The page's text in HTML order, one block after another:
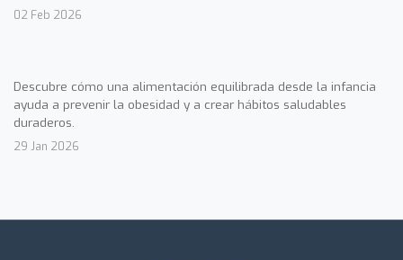
02 Feb 2026
Descubre cómo una alimentación equilibrada desde la infancia
ayuda a prevenir la obesidad y a crear hábitos saludables
duraderos.
29 Jan 2026